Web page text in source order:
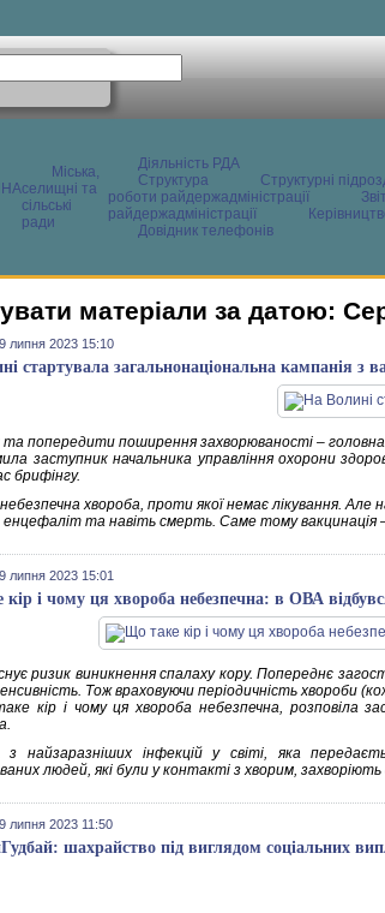
Міська,
селищні та
сільські
ради
Діяльність РДА
Структура
Структурні
роботи райдержадміністрації
райдержадміністрації
Довідник телефонів
матеріали за датою:
липня 2023 15:10
стартувала загальнонаціональна кампанія з
попередити поширення захворюваності – головна
заступник начальника управління охорони
брифінгу.
хвороба, проти якої немає лікування.
енцефаліт та навіть смерть. Саме тому вакцинація
липня 2023 15:01
і чому ця хвороба небезпечна: в ОВА
ризик виникнення спалаху кору. Попереднє
Тож враховуючи періодичність хвороби
кір і чому ця хвороба небезпечна, розповіла
з найзаразніших інфекцій у світі, яка
людей, які були у контакті з хворим,
липня 2023 11:50
шахрайство під виглядом соціальних